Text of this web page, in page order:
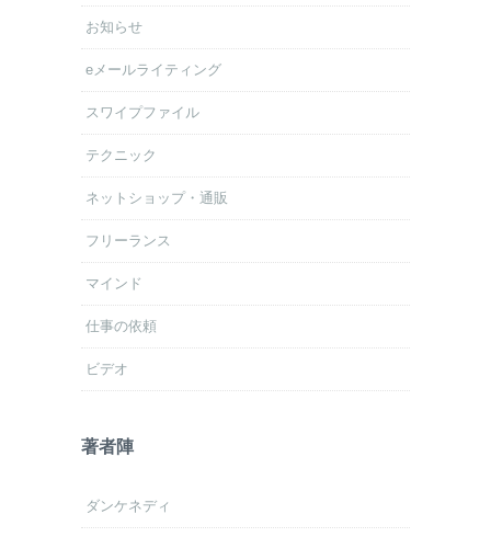
お知らせ
eメールライティング
スワイプファイル
テクニック
ネットショップ・通販
フリーランス
マインド
仕事の依頼
ビデオ
著者陣
ダンケネディ